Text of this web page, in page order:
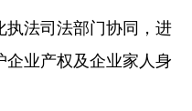
执法司法部门协同，进
业产权及企业家人身